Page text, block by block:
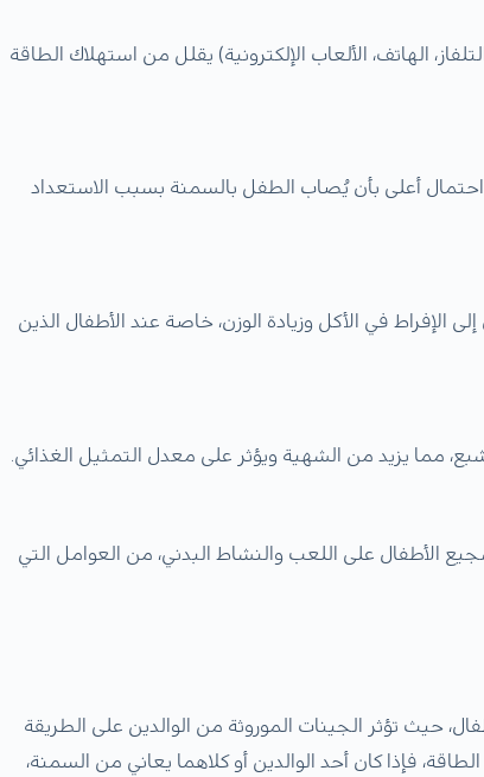
الهاتف، الألعاب الإلكترونية) يقلل من استهلاك الطاقة
احتمال أعلى بأن يُصاب الطفل بالسمنة بسبب الاستعداد
الإفراط في الأكل وزيادة الوزن، خاصة عند الأطفال الذين
مما يزيد من الشهية ويؤثر على معدل التمثيل الغذائي.
الأطفال على اللعب والنشاط البدني، من العوامل التي
حيث تؤثر الجينات الموروثة من الوالدين على الطريقة
فإذا كان أحد الوالدين أو كلاهما يعاني من السمنة،